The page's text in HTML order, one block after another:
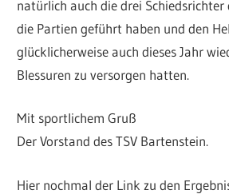
natürlich auch die drei Schiedsrichter
die Partien geführt haben und den
glücklicherweise auch dieses Jahr
Blessuren zu versorgen hatten.
Mit sportlichem Gruß
Der Vorstand des TSV Bartenstein.
Hier nochmal der Link zu den